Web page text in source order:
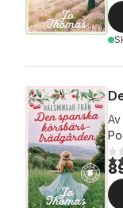
Av
3,9